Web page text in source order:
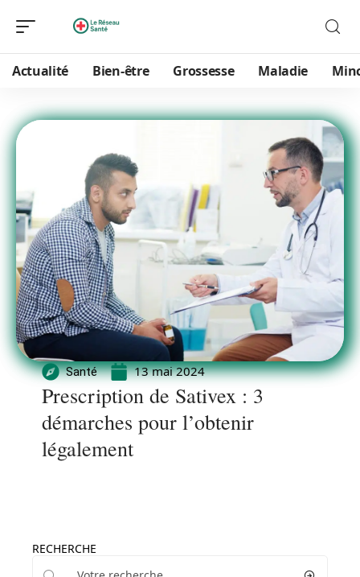
Actualité Bien-être Grossesse Maladie
Santé 13 mai 2024
Prescription de Sativex : 3
démarches pour l’obtenir
légalement
RECHERCHE